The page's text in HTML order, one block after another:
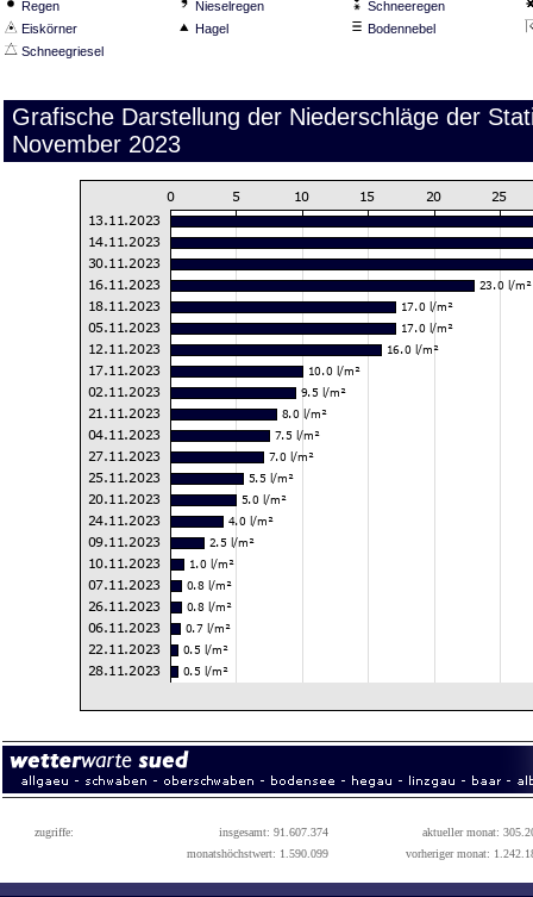
Regen Nieselregen
Schneeregen
Eiskörner
Hagel
Bodennebel
Schneegriesel
Grafische Darstellung der Niederschläge der
November 2023
zugriffe: insgesamt: 91.607.374
aktueller monat:
monatshöchstwert: 1.590.099
vorheriger monat: